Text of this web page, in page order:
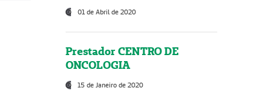
01 de Abril de 2020
Prestador CENTRO DE
ONCOLOGIA
15 de Janeiro de 2020